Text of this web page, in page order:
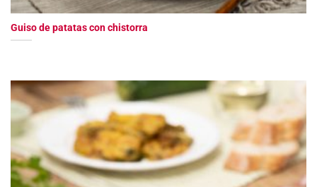
Guiso de patatas con chistorra